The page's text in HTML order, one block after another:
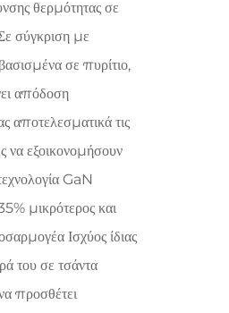
θερμότητας σε
σύγκριση με
σε πυρίτιο,
απόδοση
αποτελεσματικά τις
να εξοικονομήσουν
GaN
μικρότερος και
Ισχύος ίδιας
του σε τσάντα
προσθέτει